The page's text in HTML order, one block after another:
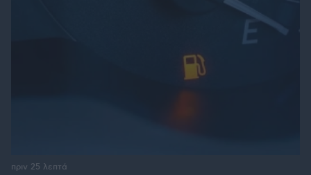
πριν 25 λεπτά